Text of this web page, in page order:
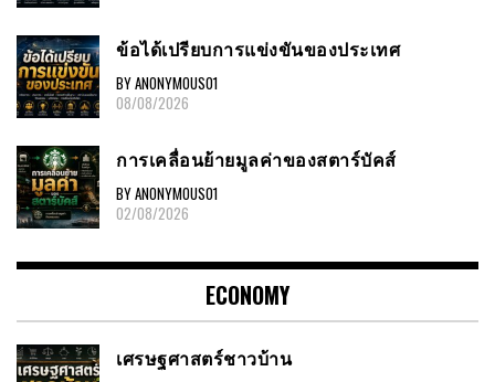
ข้อได้เปรียบการแข่งขันของประเทศ
BY ANONYMOUS01
08/08/2026
การเคลื่อนย้ายมูลค่าของสตาร์บัคส์
BY ANONYMOUS01
02/08/2026
ECONOMY
เศรษฐศาสตร์ชาวบ้าน